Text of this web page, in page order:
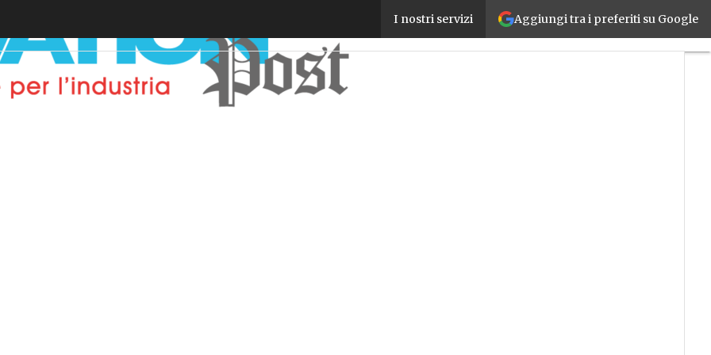
Aggiungi tra i preferiti su Google
I nostri servizi
Dal magazzino alla produzione, fino ai fornitori: